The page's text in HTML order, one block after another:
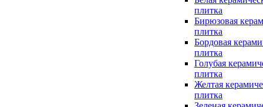
плитка
Бирюзовая
плитка
Бордовая
плитка
Голубая
плитка
Желтая
плитка